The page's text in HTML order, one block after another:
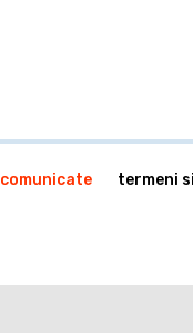
comunicate termeni